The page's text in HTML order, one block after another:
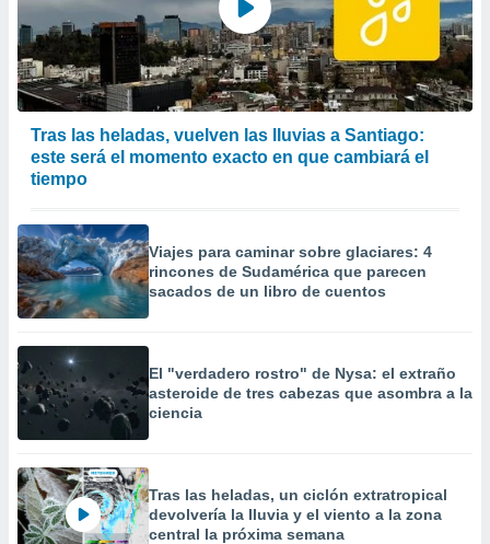
Tras las heladas, vuelven las lluvias a Santiago:
este será el momento exacto en que cambiará el
tiempo
Viajes para caminar sobre glaciares: 4
rincones de Sudamérica que parecen
sacados de un libro de cuentos
El "verdadero rostro" de Nysa: el extraño
asteroide de tres cabezas que asombra a la
ciencia
Tras las heladas, un ciclón extratropical
devolvería la lluvia y el viento a la zona
central la próxima semana